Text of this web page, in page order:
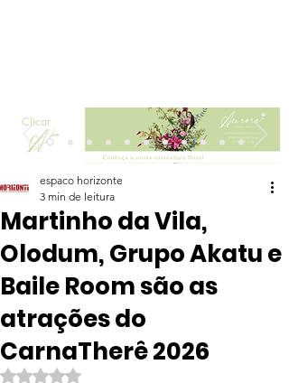
Clicar
Martinho da Vila,
Olodum, Grupo Akatu e
Baile Room são as
atrações do
CarnaTherê 2026
espaco horizonte
3 min de leitura
Avaliado com NaN de 5 estrelas.